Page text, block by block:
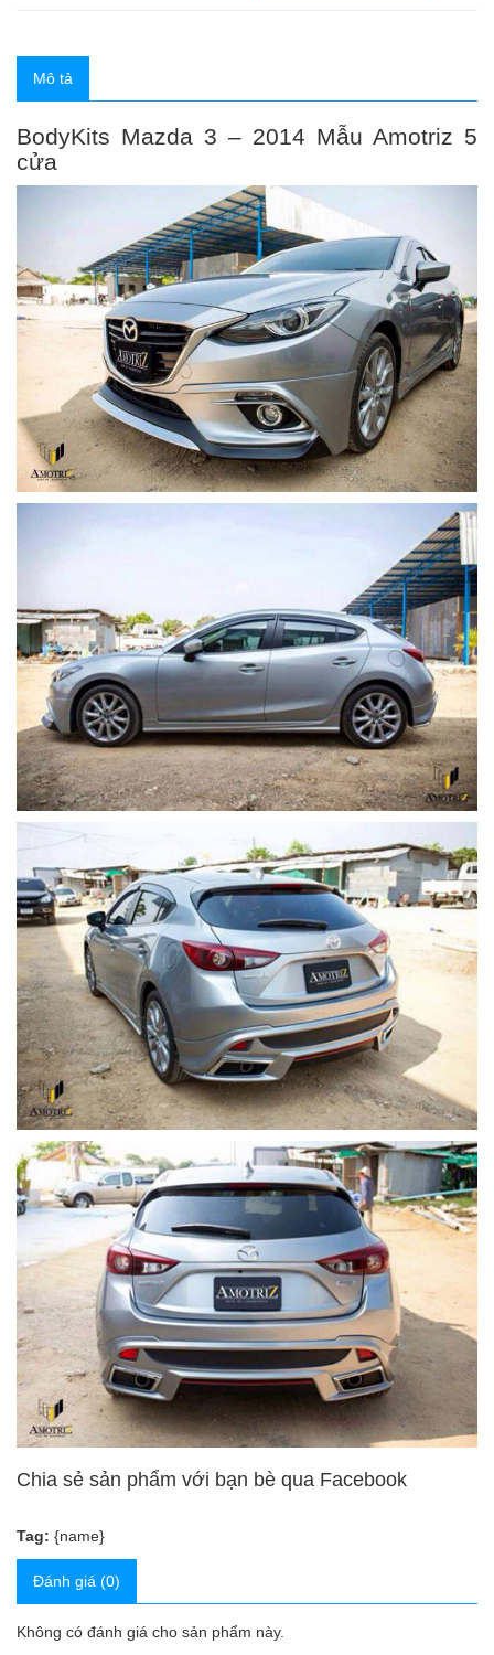
Mô tả
BodyKits Mazda 3 – 2014 Mẫu Amotriz 5
cửa
Chia sẻ sản phẩm với bạn bè qua Facebook
Tag: {name}
Đánh giá (0)
Không có đánh giá cho sản phẩm này.